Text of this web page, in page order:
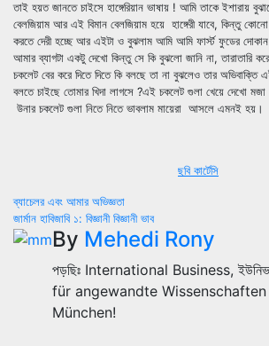
তাই হয়ত জানতে চাইসে হাঙ্গেরিয়ান ভাষায় ! আমি তাকে ইশারায়
বেলজিয়াম আর এই বিমান বেলজিয়াম হয়ে হাঙ্গেরী যাবে, কিন্তু
করতে দেরী হচ্ছে আর এইটা ও বুঝলাম আমি আমি ফার্স্ট ফুডের
আমার ব্যাগটা একটু দেখো কিন্তু সে কি বুঝলো জানি না, তারাতারি
চকলেট বের করে দিতে দিতে কি বলছে তা না বুঝলেও তার অভিবাক্তি
বলতে চাইছে তোমার খিদা লাগসে ?এই চকলেট গুলা খেয়ে দেখো
উনার চকলেট গুলা নিতে নিতে ভাবলাম মায়েরা আসলে এমনই হয়।
ছবি কার্টেসি
Post
navigation
ব্যাচেলর এবং আমার অভিজ্ঞতা
জার্মান হাবিজাবি ১: বিজ্ঞানী বিজ্ঞানী ভাব
By Mehedi Rony
পড়ছিঃ International Business,
für angewandte Wissenschaften
München!